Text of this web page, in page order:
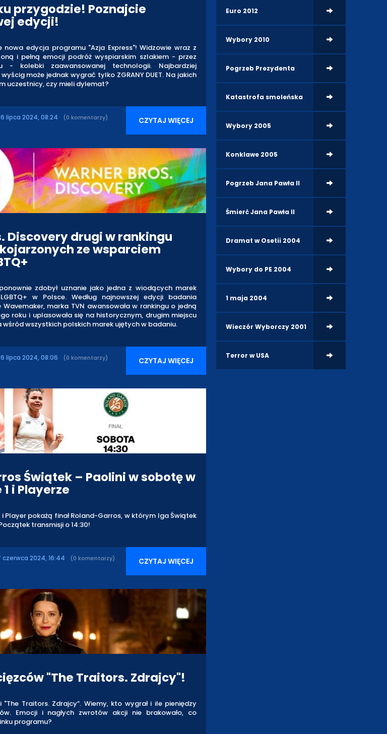
przygodzie! Poznajcie
edycji!
nowa edycja programu "Azja Express"! Widzowie wraz z
i pełną emocji podróż wyspiarskim szlakiem - przez
- kolebki zaawansowanej technologii. Najbardziej
może jednak wygrać tylko ZGRANY DUET. Na jakich
uczestnicy, czy mieli dylemat?
lipca 2024, 08:24 (0 komentarzy) CZYTAJ WIĘCEJ
Discovery drugi w rankingu
ze wsparciem
zdobył uznanie jako jedna z wiodących marek
w Polsce. Według najnowszej edycji badania
marka TVN awansowała w rankingu o jedną
roku i uplasowała się na historycznym, drugim miejscu
wśród wszystkich polskich marek ujętych w badaniu.
lipca 2024, 08:06 (0 komentarzy) CZYTAJ WIĘCEJ
Świątek – Paolini w sobotę w
i Playerze
i Player pokażą finał Roland-Garros, w którym Iga Świątek
transmisji o 14:30!
czerwca 2024, 16:44 (0 komentarzy) CZYTAJ WIĘCEJ
"The Traitors. Zdrajcy"!
Traitors. Zdrajcy”. Wiemy, kto wygrał i ile pieniędzy
Emocji i nagłych zwrotów akcji nie brakowało, co
programu?
Euro 2012
Wybory 2010
Pogrzeb Prezydenta
Katastrofa smoleńska
Wybory 2005
Konklawe 2005
Pogrzeb Jana Pawła II
Śmierć Jana Pawła II
Dramat w Osetii 2004
Wybory do PE 2004
1 maja 2004
Wieczór Wyborczy 2001
Terror w USA